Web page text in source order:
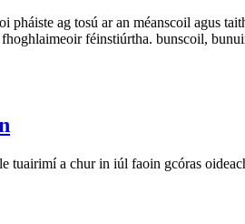
pháiste ag tosú ar an méanscoil agus
féinstiúrtha. bunscoil,
tuairimí a chur in iúl faoin gcóras